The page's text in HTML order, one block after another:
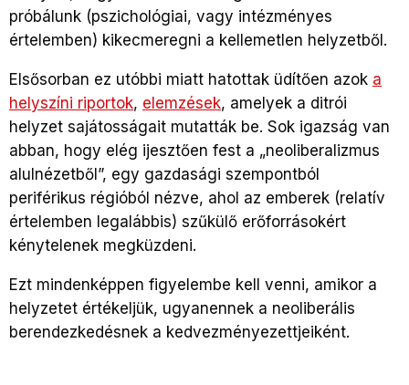
próbálunk (pszichológiai, vagy intézményes
értelemben) kikecmeregni a kellemetlen helyzetből.
Elsősorban ez utóbbi miatt hatottak üdítően azok a
helyszíni riportok, elemzések, amelyek a ditrói
helyzet sajátosságait mutatták be. Sok igazság van
abban, hogy elég ijesztően fest a „neoliberalizmus
alulnézetből”, egy gazdasági szempontból
periférikus régióból nézve, ahol az emberek (relatív
értelemben legalábbis) szűkülő erőforrásokért
kénytelenek megküzdeni.
Ezt mindenképpen figyelembe kell venni, amikor a
helyzetet értékeljük, ugyanennek a neoliberális
berendezkedésnek a kedvezményezettjeiként.